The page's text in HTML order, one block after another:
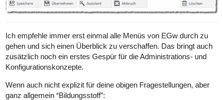
Ich empfehle immer erst einmal alle Menüs von EGw durch zu
gehen und sich einen Überblick zu verschaffen. Das bringt auch
zusätzlich noch ein erstes Gespür für die Administrations- und
Konfigurationskonzepte.
Wenn auch nicht explizit für deine obigen Fragestellungen, aber
ganz allgemein “Bildungsstoff”: